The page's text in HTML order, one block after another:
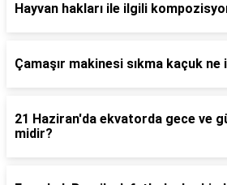
Hayvan hakları ile ilgili
Çamaşır makinesi sıkma kaçuk ne
21 Haziran'da ekvatorda gece ve
midir?